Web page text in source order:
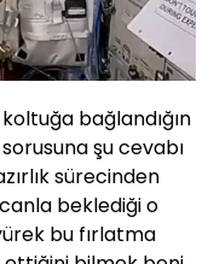
bağlandığın
şu cevabı
sürecinden
beklediği o
bu fırlatma